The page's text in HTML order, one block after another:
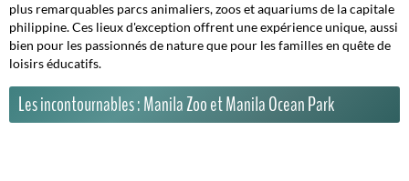
plus remarquables parcs animaliers, zoos et aquariumsde la capitale
philippine. Ces lieux d'exception offrent une expérience unique, aussi
bien pour les passionnés de nature que pour les familles en quête de
loisirs éducatifs.
Les incontournables : Manila Zoo et Manila Ocean Park